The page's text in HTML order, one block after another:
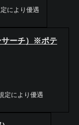
により優遇
サーチ）※ポテ
定により優遇